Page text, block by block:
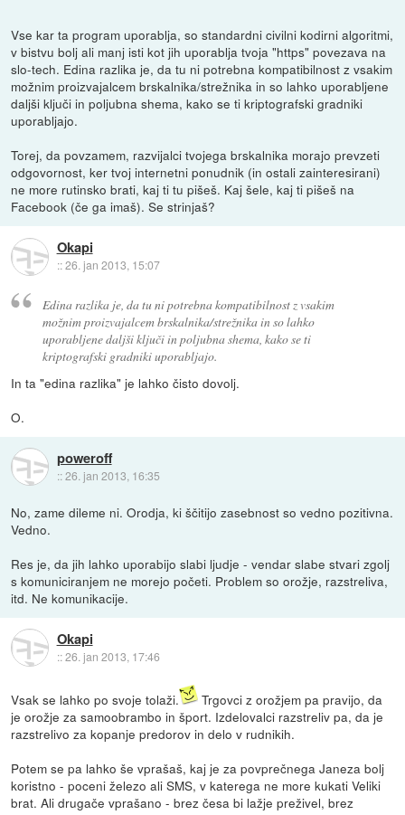
Vse kar ta program uporablja, so standardni civilni kodirni algoritmi,
v bistvu bolj ali manj isti kot jih uporablja tvoja "https" povezava na
slo-tech. Edina razlika je, da tu ni potrebna kompatibilnost z vsakim
možnim proizvajalcem brskalnika/strežnika in so lahko uporabljene
daljši ključi in poljubna shema, kako se ti kriptografski gradniki
uporabljajo.
Torej, da povzamem, razvijalci tvojega brskalnika morajo prevzeti
odgovornost, ker tvoj internetni ponudnik (in ostali zainteresirani)
ne more rutinsko brati, kaj ti tu pišeš. Kaj šele, kaj ti pišeš na
Facebook (če ga imaš). Se strinjaš?
Okapi
::26. jan 2013, 15:07
Edina razlika je, da tu ni potrebna kompatibilnost z vsakim
možnim proizvajalcem brskalnika/strežnika in so lahko
uporabljene daljši ključi in poljubna shema, kako se ti
kriptografski gradniki uporabljajo.
In ta "edina razlika" je lahko čisto dovolj.
O.
poweroff
::26. jan 2013, 16:35
No, zame dileme ni. Orodja, ki ščitijo zasebnost so vedno pozitivna.
Vedno.
Res je, da jih lahko uporabijo slabi ljudje - vendar slabe stvari zgolj
s komuniciranjem ne morejo početi. Problem so orožje, razstreliva,
itd. Ne komunikacije.
Okapi
::26. jan 2013, 17:46
Vsak se lahko po svoje tolaži.
Trgovci z orožjem pa pravijo, da
je orožje za samoobrambo in šport. Izdelovalci razstreliv pa, da je
razstrelivo za kopanje predorov in delo v rudnikih.
Potem se pa lahko še vprašaš, kaj je za povprečnega Janeza bolj
koristno - poceni železo ali SMS, v katerega ne more kukati Veliki
brat. Ali drugače vprašano - brez česa bi lažje preživel, brez